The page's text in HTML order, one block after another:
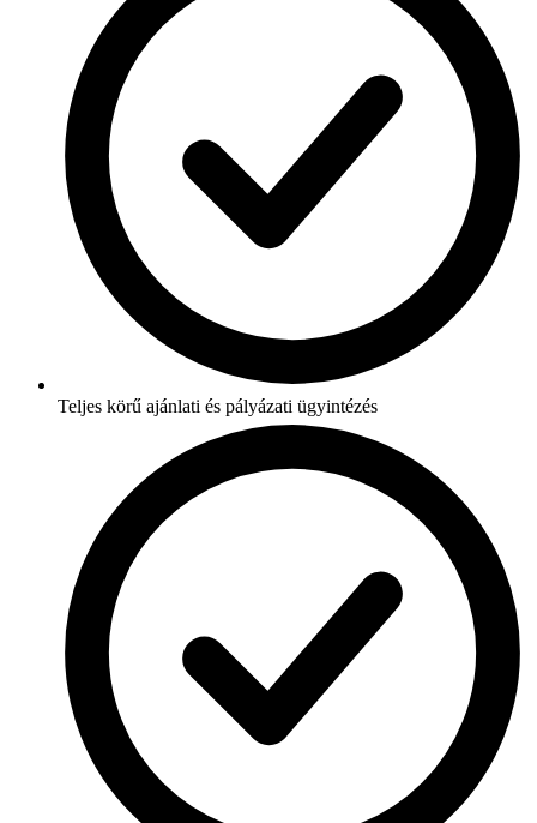
Teljes körű ajánlati és pályázati ügyintézés